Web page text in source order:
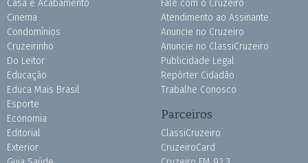
Casa e Acabamento
Cinema
Condomínios
Cruzeirinho
Do Leitor
Educação
Educa Mais Brasil
Esporte
Economia
Editorial
Exterior
Fale com o Cruzeiro
Atendimento ao Assinante
Anuncie no Cruzeiro
Anuncie no ClassiCruzeiro
Publicidade Legal
Repórter Cidadão
Trabalhe Conosco
Parceiros
ClassiCruzeiro
CruzeiroCard